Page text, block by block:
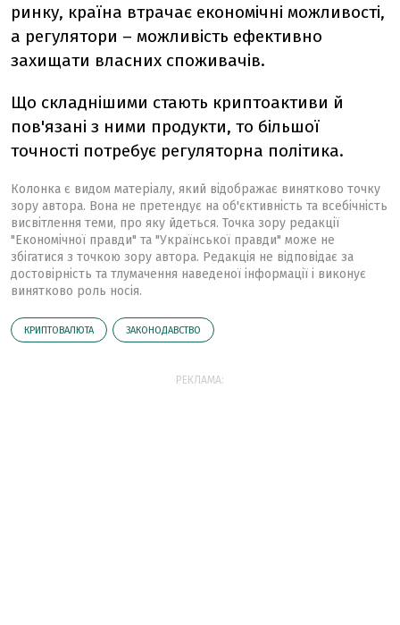
ринку, країна втрачає економічні можливості,
а регулятори – можливість ефективно
захищати власних споживачів.
Що складнішими стають криптоактиви й
пов'язані з ними продукти, то більшої
точності потребує регуляторна політика.
Колонка є видом матеріалу, який відображає винятково точку
зору автора. Вона не претендує на об'єктивність та всебічність
висвітлення теми, про яку йдеться. Точка зору редакції
"Економічної правди" та "Української правди" може не
збігатися з точкою зору автора. Редакція не відповідає за
достовірність та тлумачення наведеної інформації і виконує
винятково роль носія.
КРИПТОВАЛЮТА ЗАКОНОДАВСТВО
РЕКЛАМА: